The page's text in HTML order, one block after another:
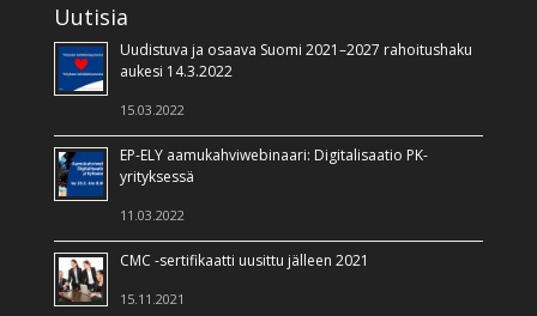
Uutisia
Uudistuva ja osaava Suomi 2021–2027 rahoitushaku
aukesi 14.3.2022
15.03.2022
EP-ELY aamukahviwebinaari: Digitalisaatio PK-
yrityksessä
11.03.2022
CMC -sertifikaatti uusittu jälleen 2021
15.11.2021